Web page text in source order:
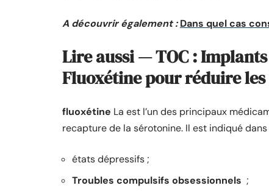
A découvrir également : Dans quel cas
Lire aussi — TOC :
Fluoxétine pour réduire les
fluoxétine La est l’un des principaux
recapture de la sérotonine. Il est indiqué
états dépressifs ;
Troubles compulsifs obsessionnels ;